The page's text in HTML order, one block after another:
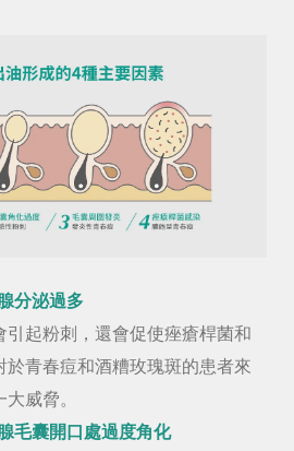
分泌過多
引起粉刺，還會促使痤瘡桿菌和
於青春痘和酒糟玫瑰斑的患者來
威脅。
毛囊開口處過度角化